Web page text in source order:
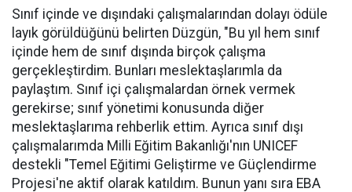
Sınıf içinde ve dışındaki çalışmalarından dolayı ödüle
layık görüldüğünü belirten Düzgün, "Bu yıl hem sınıf
içinde hem de sınıf dışında birçok çalışma
gerçekleştirdim. Bunları meslektaşlarımla da
paylaştım. Sınıf içi çalışmalardan örnek vermek
gerekirse; sınıf yönetimi konusunda diğer
meslektaşlarıma rehberlik ettim. Ayrıca sınıf dışı
çalışmalarımda Milli Eğitim Bakanlığı'nın UNICEF
destekli "Temel Eğitimi Geliştirme ve Güçlendirme
Projesi'ne aktif olarak katıldım. Bunun yanı sıra EBA